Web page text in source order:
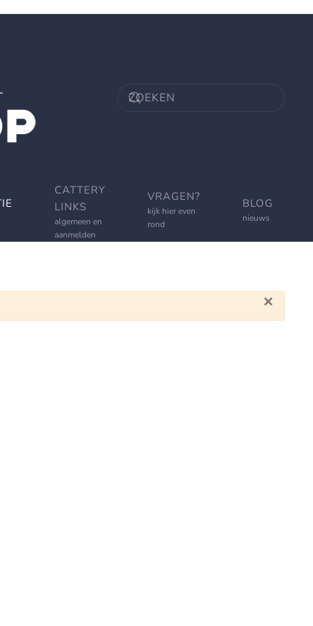
CATTERY
LINKS
algemeen en
aanmelden
VRAGEN?
kijk hier even
rond
BLOG
nieuws
×